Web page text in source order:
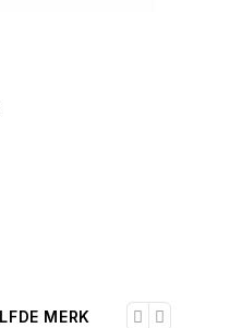
MERK